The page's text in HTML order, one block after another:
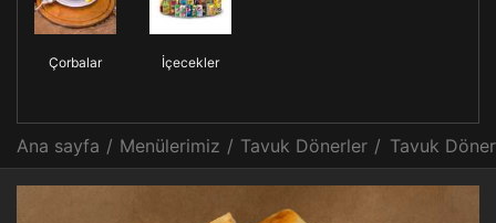
Çorbalar İçecekler
Ana sayfa / Menülerimiz / Tavuk Dönerler / Tavuk